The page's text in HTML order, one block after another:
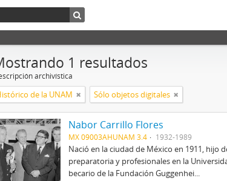
1 resultados
archivística
de la UNAM Sólo objetos digitales
Nabor Carrillo Flores
MX 09003AHUNAM 3.4 1932-1989
Nació en la ciudad de México en 1911, hijo
preparatoria y profesionales en la
becario de la Fundación Guggenhei...